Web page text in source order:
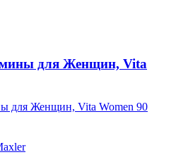
для Женщин, Vita